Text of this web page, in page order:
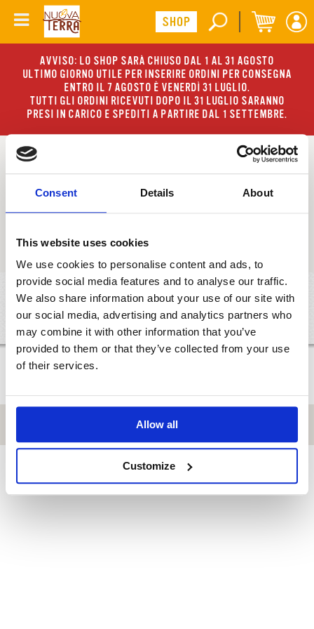
Consent Details About
This website uses cookies
We use cookies to personalise content and ads, to
provide social media features and to analyse our traffic.
We also share information about your use of our site with
our social media, advertising and analytics partners who
may combine it with other information that you’ve
provided to them or that they’ve collected from your use
of their services.
Allow all
Customize
AVVISO: LO SHOP SARÀ CHIUSO DAL 1 AL 31 AGOSTO
ULTIMO GIORNO UTILE PER INSERIRE ORDINI PER CONSEGNA
ENTRO IL 7 AGOSTO È VENERDÌ 31 LUGLIO.
TUTTI GLI ORDINI RICEVUTI DOPO IL 31 LUGLIO SARANNO
PRESI IN CARICO E SPEDITI A PARTIRE DAL 1 SETTEMBRE.
Nuova Terra ti offre una vasta gamma di
prodotti:
dai minestroni tradizionali ai nuovissimi
BENVENUTO NEL PARADISO DEI
GOLOSIANI!